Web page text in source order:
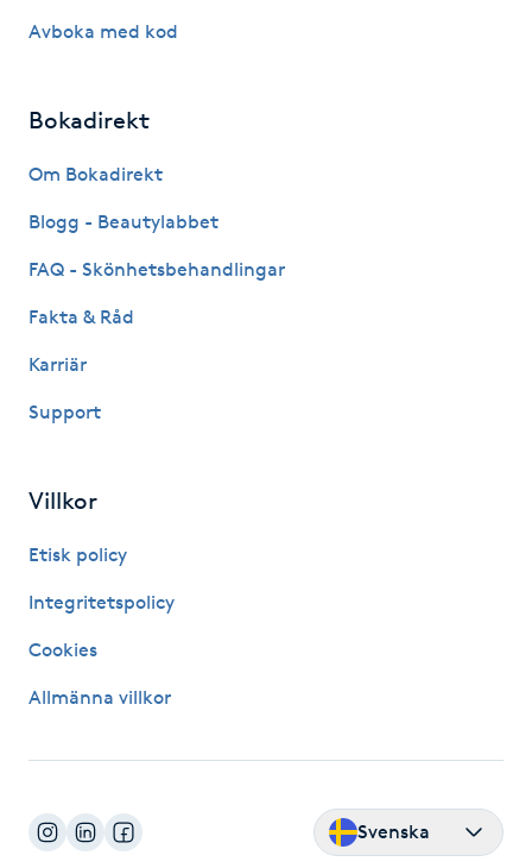
NBE-massage
Ny frisyr
O
Olaplex
Ombre
Ombre naglar
Optiker
Osteopati
Avboka med kod
Bokadirekt
Om Bokadirekt
Blogg - Beautylabbet
FAQ - Skönhetsbehandlingar
Fakta & Råd
Karriär
Support
Villkor
Etisk policy
Integritetspolicy
Cookies
Allmänna villkor
Svenska